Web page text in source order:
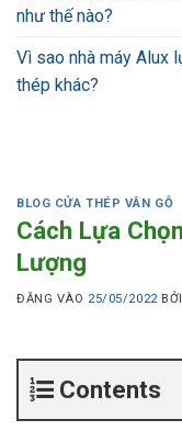
như thế nào?
Vì sao nhà máy Alux
thép khác?
BLOG CỬA THÉP VÂN GỖ
Cách Lựa
Lượng
ĐĂNG VÀO 25/05/2022 BỞI
Contents